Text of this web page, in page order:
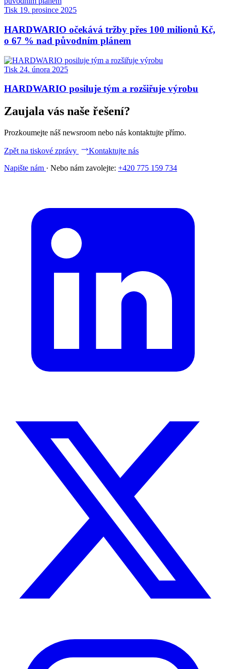
Tisk 19. prosince 2025
HARDWARIO očekává tržby přes 100 milionů Kč,
o 67 % nad původním plánem
Tisk 24. února 2025
HARDWARIO posiluje tým a rozšiřuje výrobu
Zaujala vás naše řešení?
Prozkoumejte náš newsroom nebo nás kontaktujte přímo.
Zpět na tiskové zprávy
Kontaktujte nás
Napište nám · Nebo nám zavolejte: +420 775 159 734